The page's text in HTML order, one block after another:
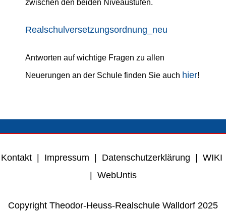
zwischen den beiden Niveaustufen.
Realschulversetzungsordnung_neu
Antworten auf wichtige Fragen zu allen
Neuerungen an der Schule finden Sie auch hier!
Kontakt Impressum Datenschutzerklärung
WIKI
WebUntis
Copyright Theodor-Heuss-Realschule Walldorf 2025